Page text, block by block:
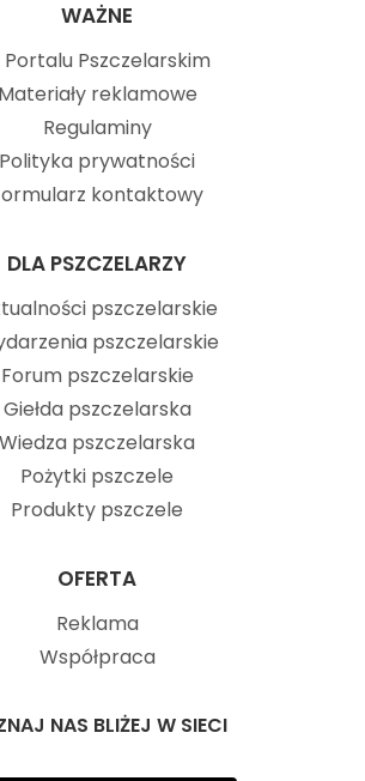
WAŻNE
Portalu Pszczelarskim
Materiały reklamowe
Regulaminy
Polityka prywatności
kontaktowy
DLA PSZCZELARZY
pszczelarskie
pszczelarskie
Forum pszczelarskie
Giełda pszczelarska
Wiedza pszczelarska
Pożytki pszczele
Produkty pszczele
OFERTA
Reklama
Współpraca
NAS BLIŻEJ W SIECI